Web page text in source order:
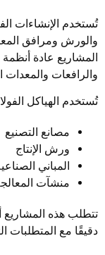
تُستخدم الإنشاءات
والورش ومرافق
المشاريع عادة
والرافعات والمعدات
تُستخدم الهياكل
مصانع التصنيع
ورش الإنتاج
المباني
منشآت
تتطلب هذه المشاريع
دقيقًا مع المتطلبات